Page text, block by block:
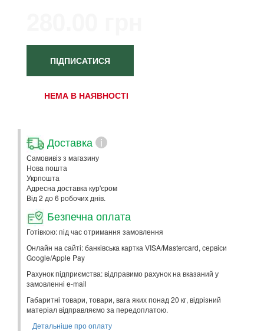
ПІДПИСАТИСЯ
НЕМА В НАЯВНОСТІ
Доставка i
Самовивіз з магазину
Нова пошта
Укрпошта
Адресна доставка кур'єром
Від 2 до 6 робочих днів.
Безпечна оплата
Готівкою: під час отримання замовлення
Онлайн на сайті: банківська картка VISA/Mastercard, сервіси
Google/Apple Pay
Рахунок підприємства: відправимо рахунок на вказаний у
замовленні e-mail
Габаритні товари, товари, вага яких понад 20 кг, відрізний
матеріал відправляємо за передоплатою.
Детальніше про оплату